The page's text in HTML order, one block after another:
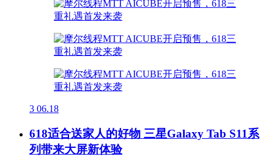
3 06.18
618适合送家人的好物 三星Galaxy Tab S11系
列带来大屏新体验